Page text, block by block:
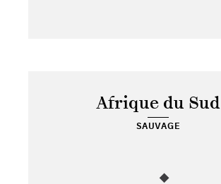
Afrique du Sud
SAUVAGE